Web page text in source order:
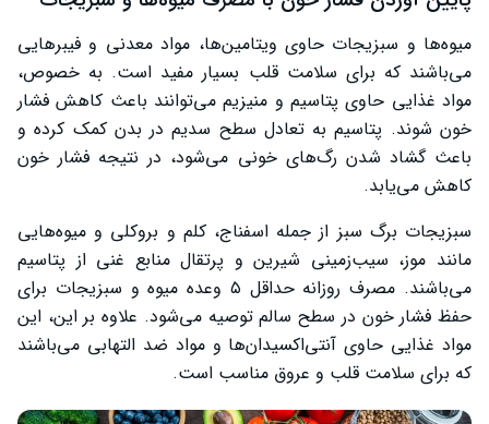
میوه‌ها و سبزیجات حاوی ویتامین‌ها، مواد معدنی و فیبرهایی
می‌باشند که برای سلامت قلب بسیار مفید است. به خصوص،
مواد غذایی حاوی پتاسیم و منیزیم می‌توانند باعث کاهش فشار
خون شوند. پتاسیم به تعادل سطح سدیم در بدن کمک کرده و
باعث گشاد شدن رگ‌های خونی می‌شود، در نتیجه فشار خون
کاهش می‌یابد.
سبزیجات برگ سبز از جمله اسفناج، کلم و بروکلی و میوه‌هایی
مانند موز، سیب‌زمینی شیرین و پرتقال منابع غنی از پتاسیم
می‌باشند. مصرف روزانه حداقل ۵ وعده میوه و سبزیجات برای
حفظ فشار خون در سطح سالم توصیه می‌شود. علاوه بر این، این
مواد غذایی حاوی آنتی‌اکسیدان‌ها و مواد ضد التهابی می‌باشند
که برای سلامت قلب و عروق مناسب است.